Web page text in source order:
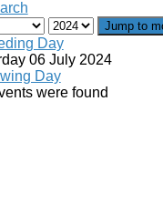
Jump to
Day
06 July 2024
Day
were found